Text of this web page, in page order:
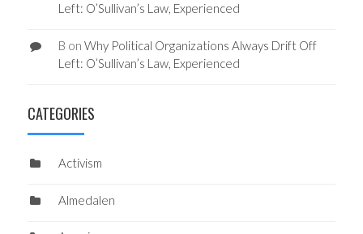
Left: O’Sullivan’s Law, Experienced
B on Why Political Organizations Always Drift Off
Left: O’Sullivan’s Law, Experienced
CATEGORIES
Activism
Almedalen